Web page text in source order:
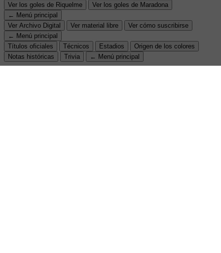
Ver los goles de Riquelme
Ver los goles de Maradona
← Menú principal
Ver Archivo Digital
Ver material libre
Ver cómo suscribirse
← Menú principal
Títulos oficiales
Técnicos Estadios
Origen de los colores
Notas históricas
Trivia ← Menú principal